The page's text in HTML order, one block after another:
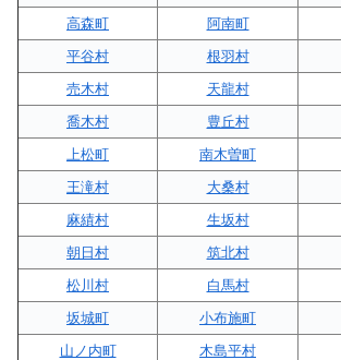
高森町
阿南町
平谷村
根羽村
売木村
天龍村
喬木村
豊丘村
上松町
南木曽町
王滝村
大桑村
麻績村
生坂村
朝日村
筑北村
松川村
白馬村
坂城町
小布施町
山ノ内町
木島平村